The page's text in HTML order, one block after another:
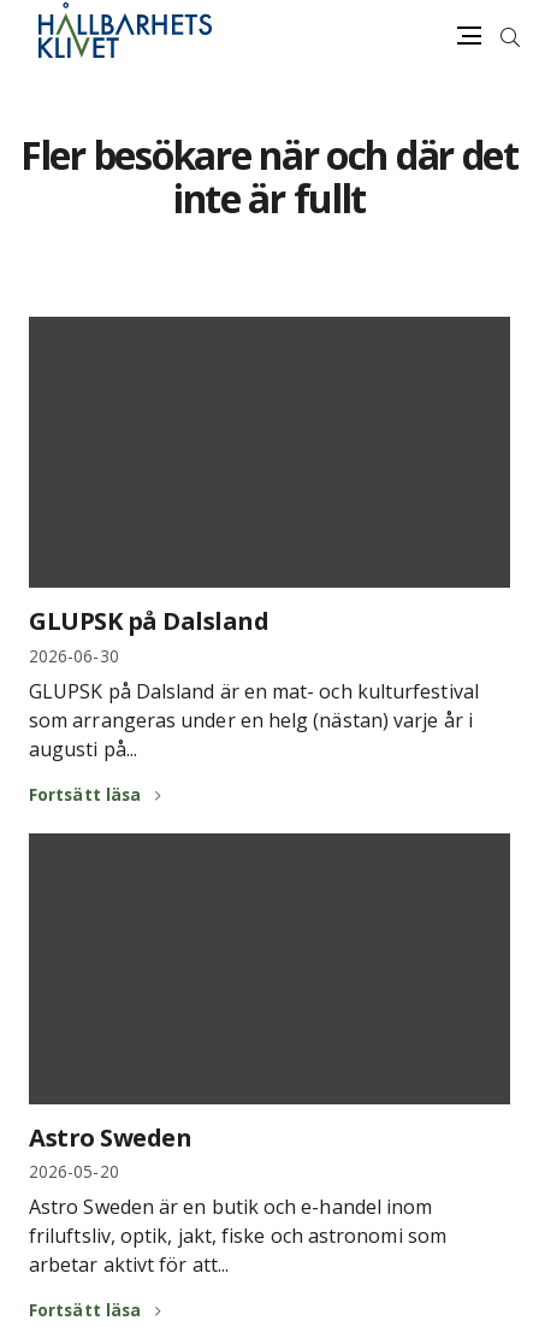
innehåll
Sök
Fler besökare när och där det
inte är fullt
GLUPSK på Dalsland
2026-06-30
GLUPSK på Dalsland är en mat- och kulturfestival
som arrangeras under en helg (nästan) varje år i
augusti på...
Fortsätt läsa
Astro Sweden
2026-05-20
Astro Sweden är en butik och e-handel inom
friluftsliv, optik, jakt, fiske och astronomi som
arbetar aktivt för att...
Fortsätt läsa